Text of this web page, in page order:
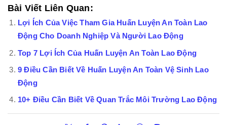
Bài Viết Liên Quan:
Lợi Ích Của Việc Tham Gia Huấn Luyện An Toàn Lao
Động Cho Doanh Nghiệp Và Người Lao Động
Top 7 Lợi Ích Của Huấn Luyện An Toàn Lao Động
9 Điều Cần Biết Về Huấn Luyện An Toàn Vệ Sinh Lao
Động
10+ Điều Cần Biết Về Quan Trắc Môi Trường Lao Động